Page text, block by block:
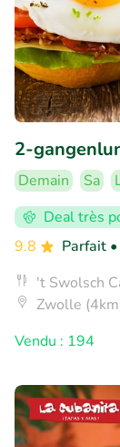
2-
Demain Sa
Deal très
9.8
Parfait
't Swolsch
Zwolle
Vendu : 194